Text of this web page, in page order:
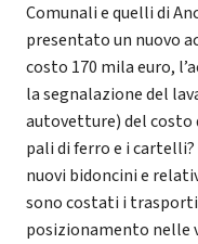
Comunali e quelli di
presentato un nuovo
costo 170 mila euro,
la segnalazione del
autovetture) del costo
pali di ferro e i
nuovi bidoncini e
sono costati i
posizionamento nelle